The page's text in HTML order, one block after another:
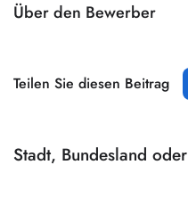
Über den Bewerber
Teilen Sie diesen Beitrag
Stadt, Bundesland